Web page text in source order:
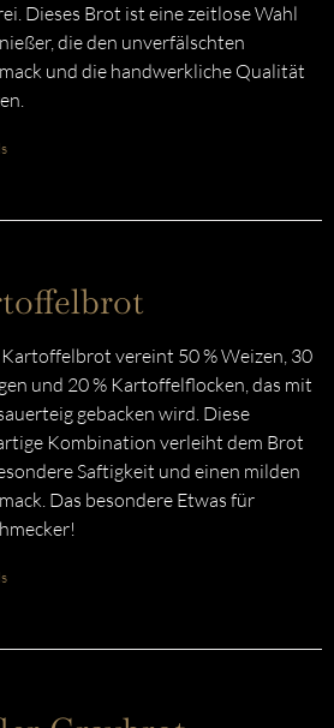
Dieses Brot ist eine zeitlose Wahl
die den unverfälschten
und die handwerkliche Qualität
vereint 50 % Weizen, 30
und 20 % Kartoffelflocken, das mit
gebacken wird. Diese
Kombination verleiht dem Brot
Saftigkeit und einen milden
Das besondere Etwas für